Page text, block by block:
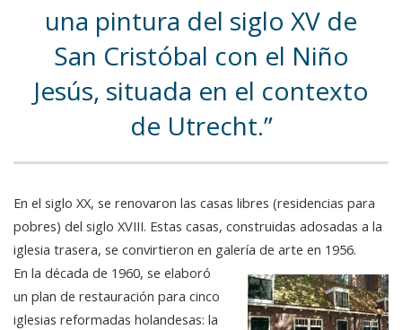
una pintura del siglo XV de
San Cristóbal con el Niño
Jesús, situada en el contexto
de Utrecht.
En el siglo XX, se renovaron las casas libres (residencias para
pobres) del siglo XVIII. Estas casas, construidas adosadas a la
iglesia trasera, se convirtieron en galería de arte en 1956.
En la década de 1960, se elaboró
un plan de restauración para cinco
iglesias reformadas holandesas: la